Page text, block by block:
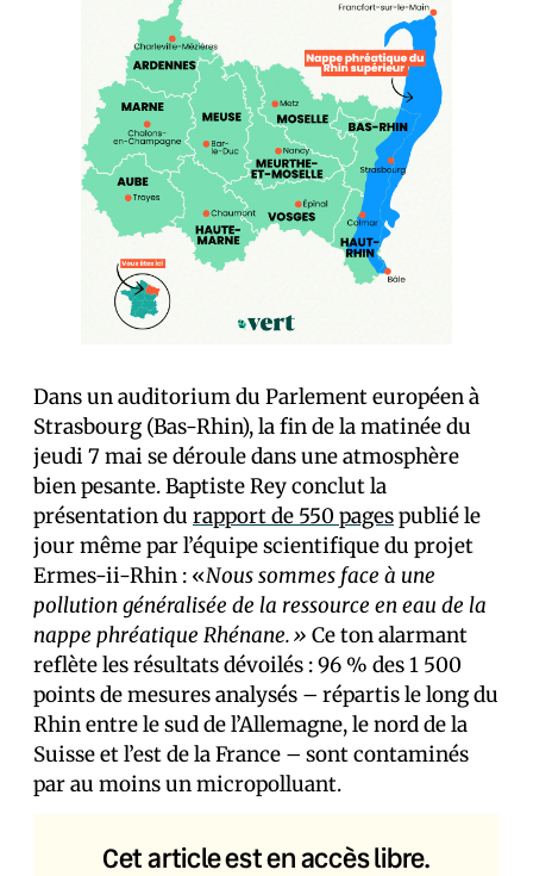
Dans un auditorium du Parlement européen à
Strasbourg (Bas-Rhin), la fin de la matinée du
jeudi 7 mai se déroule dans une atmosphère
bien pesante. Baptiste Rey conclut la
présentation du rapport de 550 pagespublié le
jour même par l’équipe scientifique du projet
Ermes-ii-Rhin : «Nous sommes face à une
pollution généralisée de la ressource en eau de la
nappe phréatique Rhénane.» Ce ton alarmant
reflète les résultats dévoilés : 96 % des 1 500
points de mesures analysés – répartis le long du
Rhin entre le sud de l’Allemagne, le nord de la
Suisse et l’est de la France – sont contaminés
par au moins un micropolluant.
Cet article est en accès libre.